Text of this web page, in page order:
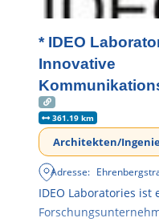
* IDEO
Innovative
361.19 km
Architekten/
Adresse:
IDEO Laboratories ist